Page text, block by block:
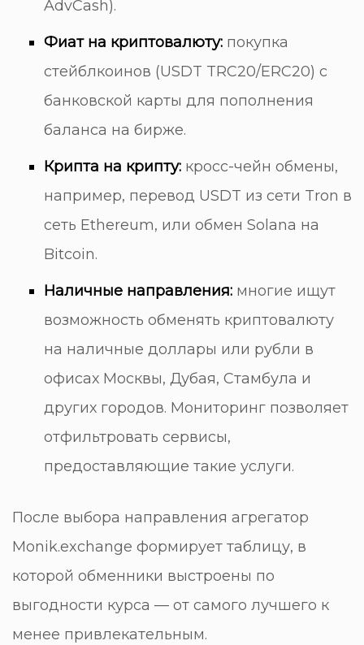
AdvCash).
Фиат на криптовалюту:покупка
стейблкоинов (USDT TRC20/ERC20) с
банковской карты для пополнения
баланса на бирже.
Крипта на крипту:кросс-чейн обмены,
например, перевод USDT из сети Tron в
сеть Ethereum, или обмен Solana на
Bitcoin.
Наличные направления:многие ищут
возможность обменять криптовалюту
на наличные доллары или рубли в
офисах Москвы, Дубая, Стамбула и
других городов. Мониторинг позволяет
отфильтровать сервисы,
предоставляющие такие услуги.
После выбора направления агрегатор
Monik.exchange формирует таблицу, в
которой обменники выстроены по
выгодности курса — от самого лучшего к
менее привлекательным.